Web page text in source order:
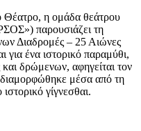
Θέατρο, η ομάδα θεάτρου
παρουσιάζει τη
Διαδρομές – 25 Αιώνες
για ένα ιστορικό παραμύθι,
δρώμενων, αφηγείται τον
διαμορφώθηκε μέσα από τη
γίγνεσθαι.